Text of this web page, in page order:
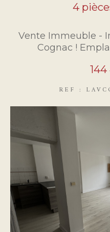
4
Vente Immeuble -
Cognac !
REF :